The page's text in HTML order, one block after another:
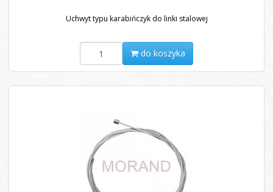
Uchwyt typu karabińczyk do linki stalowej
do koszyka